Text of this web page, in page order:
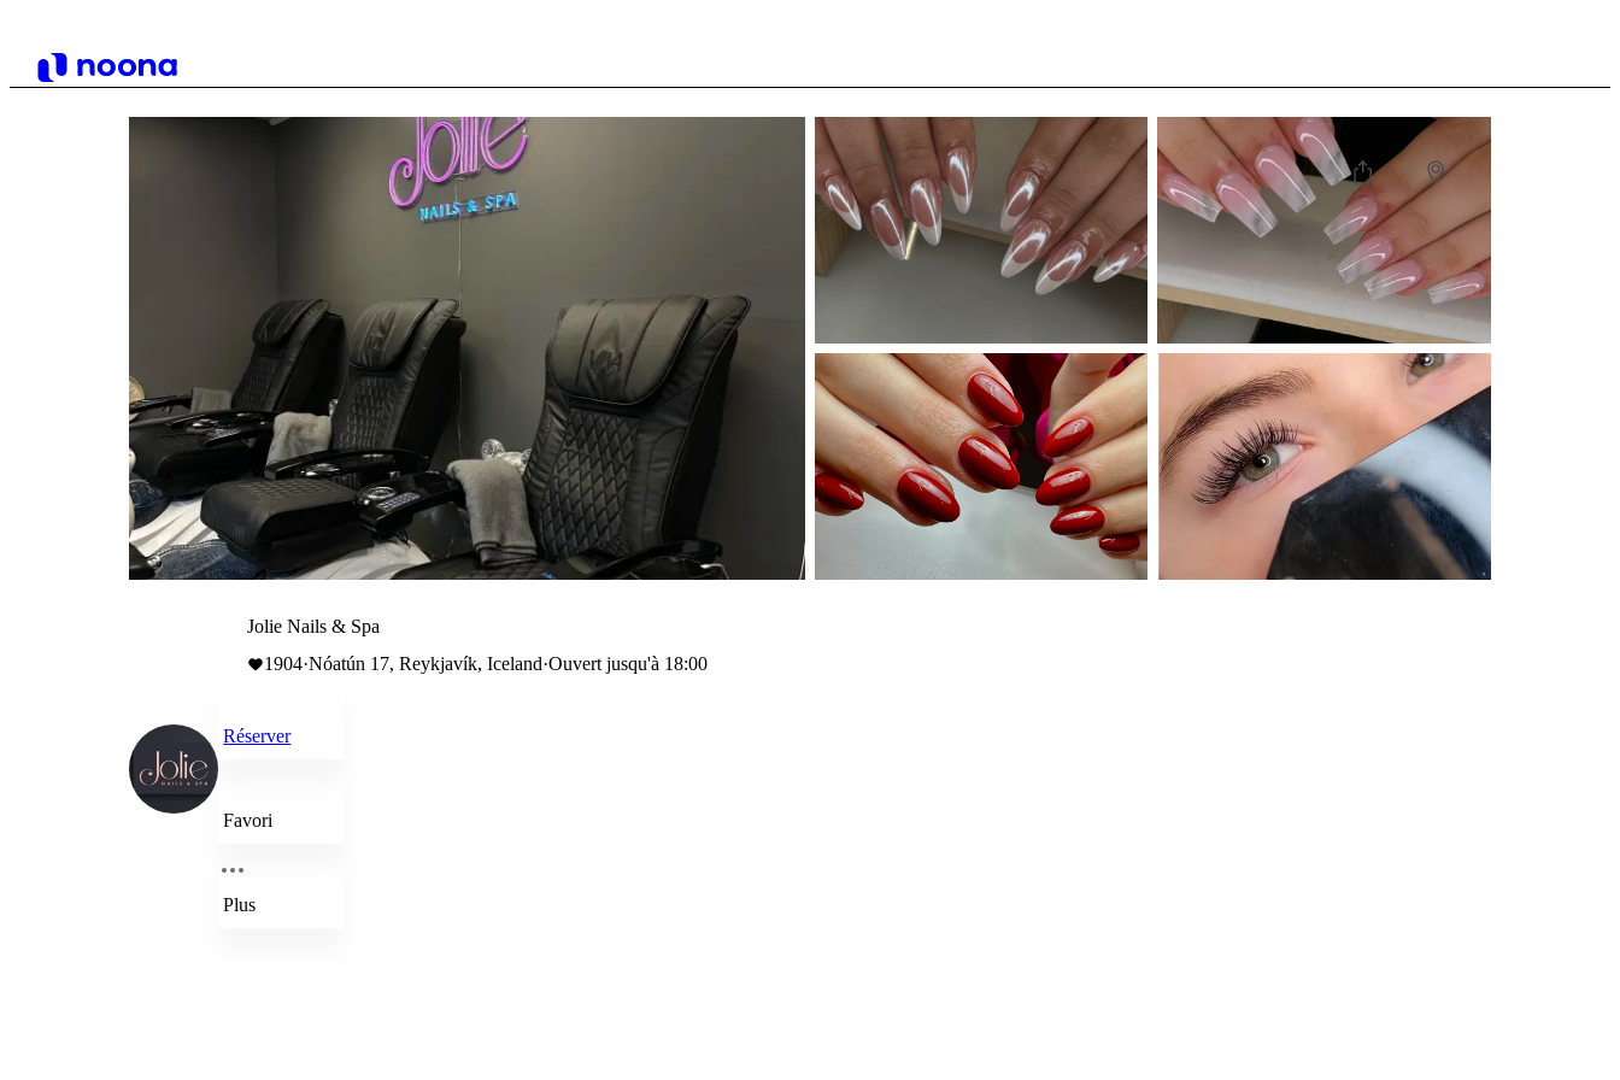
Jolie Nails & Spa
1904·Nóatún 17, Reykjavík, Iceland·Ouvert jusqu'à 18:00
Réserver
Favori
Plus